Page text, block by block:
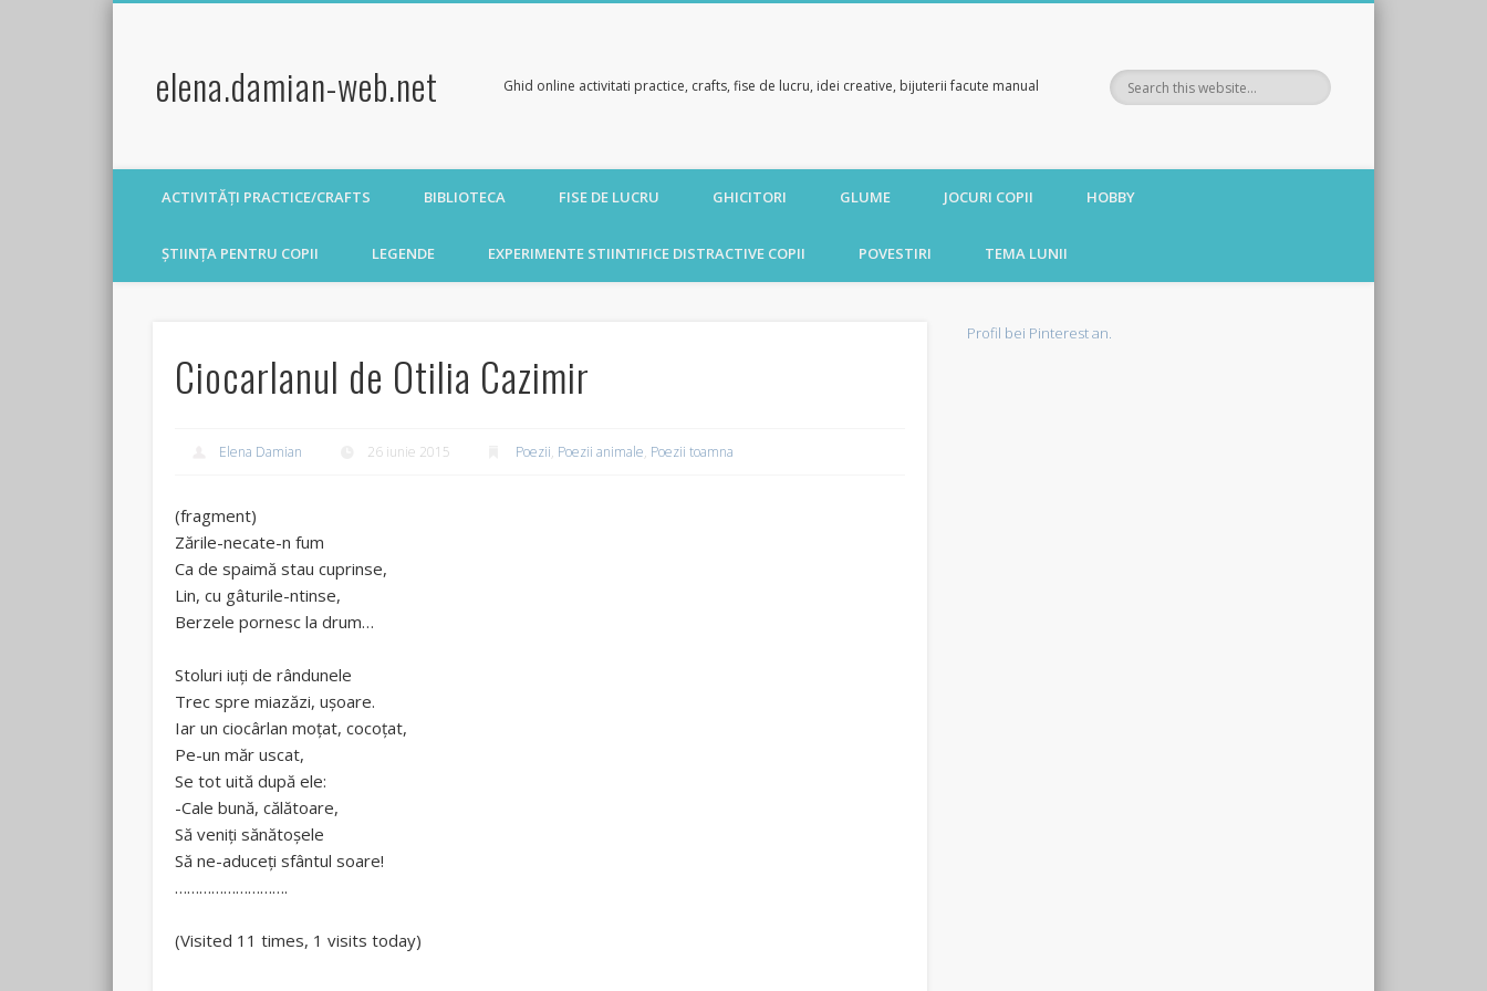
elena.damian-web.net Ghid online activitati practice, crafts, fise de lucru, idei creative, bijuterii facute manual
ACTIVITĂȚI PRACTICE/CRAFTS BIBLIOTECA FISE DE LUCRU GHICITORI GLUME JOCURI COPII HOBBY
ȘTIINȚA PENTRU COPII LEGENDE EXPERIMENTE STIINTIFICE DISTRACTIVE COPII POVESTIRI TEMA LUNII
Ciocarlanul de Otilia Cazimir
Elena Damian 26 iunie 2015 Poezii, Poezii animale, Poezii toamna
(fragment)
Zările-necate-n fum
Ca de spaimă stau cuprinse,
Lin, cu gâturile-ntinse,
Berzele pornesc la drum…
Stoluri iuți de rândunele
Trec spre miazăzi, ușoare.
Iar un ciocârlan moțat, cocoțat,
Pe-un măr uscat,
Se tot uită după ele:
-Cale bună, călătoare,
Să veniți sănătoșele
Să ne-aduceți sfântul soare!
……………………….
(Visited 11 times, 1 visits today)
Profil bei Pinterest an.